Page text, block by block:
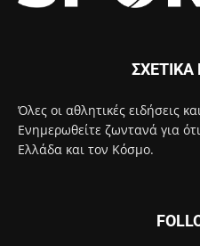
Όλες οι αθλητικές ειδήσεις
Ενημερωθείτε ζωντανά για
Ελλάδα και τον Κόσμο.